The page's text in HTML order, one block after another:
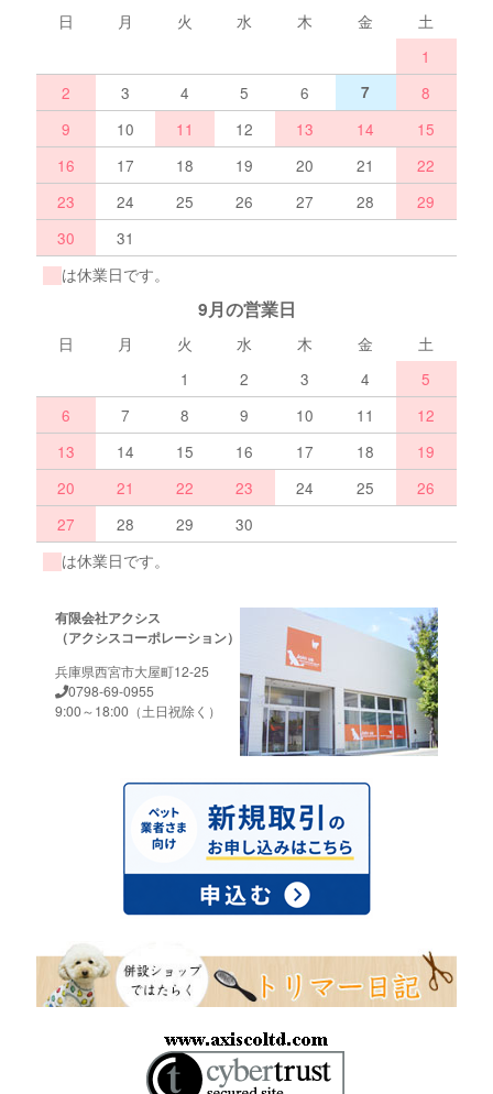
日 月 火 水 木 金
土
1
2
3 4 5 6 7
8
9
10 11 12 13 14
15
16
17 18 19 20 21
22
23
24 25 26 27 28
29
30
31
は休業日です。
9月の営業日
日 月 火 水 木 金
土
1
2 3 4
5
6
7 8 9 10 11
12
13
14 15 16 17 18
19
20
21 22 23 24 25
26
27
28 29
30
は休業日です。
有限会社アクシス
（アクシスコーポレーション）
兵庫県西宮市大屋町12-25
0798-69-0955
9:00～18:00（土日祝除く）